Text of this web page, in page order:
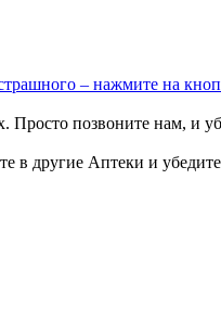
– нажмите на
Просто позвоните нам, и
в другие Аптеки и